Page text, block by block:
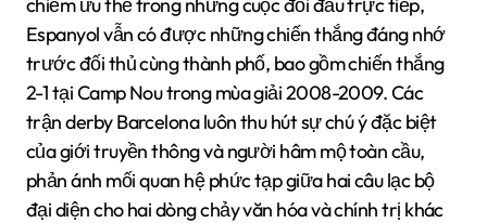
Espanyol vẫn có được những chiến thắng đáng nhớ
trước đối thủ cùng thành phố, bao gồm chiến thắng
2-1 tại Camp Nou trong mùa giải 2008-2009. Các
trận derby Barcelona luôn thu hút sự chú ý đặc biệt
của giới truyền thông và người hâm mộ toàn cầu,
phản ánh mối quan hệ phức tạp giữa hai câu lạc bộ
đại diện cho hai dòng chảy văn hóa và chính trị khác